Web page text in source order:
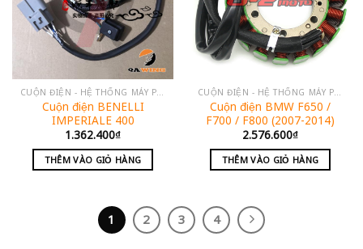
CUỘN ĐIỆN - HỆ THỐNG MÁY PHÁT
Cuộn điện BENELLI
IMPERIALE 400
1.362.400₫
THÊM VÀO GIỎ HÀNG
CUỘN ĐIỆN - HỆ THỐNG MÁY PHÁT
Cuộn điện BMW F650 /
F700 / F800 (2007-2014)
2.576.600₫
THÊM VÀO GIỎ HÀNG
1 2 3 4